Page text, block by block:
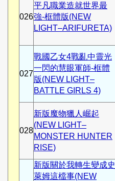
026
平凡職業造就世界最
強-框體版(NEW
LIGHT–ARIFURETA)
027
戰國乙女4戰亂中靈光
一閃的慧眼軍師-框體
版(NEW LIGHT–
BATTLE GIRLS 4)
028
新版魔物獵人崛起
(NEW LIGHT–
MONSTER HUNTER
RISE)
新版關於我轉生變成史
萊姆這檔事(NEW